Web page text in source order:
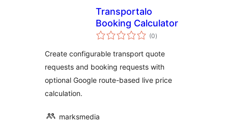
Transportalo
Booking Calculator
(0एकूण
मूल्यांकन
)
Create configurable transport quote
requests and booking requests with
optional Google route-based live price
calculation.
marksmedia